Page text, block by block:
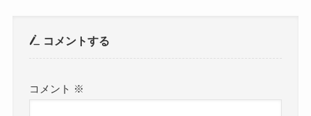
コメントする
コメント ※